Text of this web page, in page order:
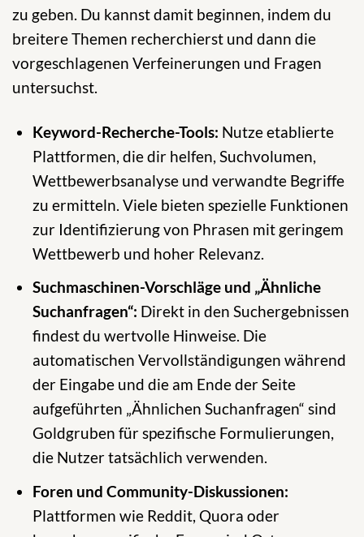
zu geben. Du kannst damit beginnen, indem du
breitere Themen recherchierst und dann die
vorgeschlagenen Verfeinerungen und Fragen
untersuchst.
Keyword-Recherche-Tools: Nutze etablierte
Plattformen, die dir helfen, Suchvolumen,
Wettbewerbsanalyse und verwandte Begriffe
zu ermitteln. Viele bieten spezielle Funktionen
zur Identifizierung von Phrasen mit geringem
Wettbewerb und hoher Relevanz.
Suchmaschinen-Vorschläge und „Ähnliche
Suchanfragen“: Direkt in den Suchergebnissen
findest du wertvolle Hinweise. Die
automatischen Vervollständigungen während
der Eingabe und die am Ende der Seite
aufgeführten „Ähnlichen Suchanfragen“ sind
Goldgruben für spezifische Formulierungen,
die Nutzer tatsächlich verwenden.
Foren und Community-Diskussionen:
Plattformen wie Reddit, Quora oder